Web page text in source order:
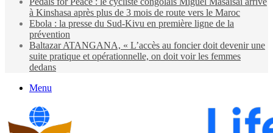
à Kinshasa après plus de 3 mois de route vers le Maroc
Ebola : la presse du Sud-Kivu en première ligne de la
prévention
Baltazar ATANGANA, « L’accès au foncier doit devenir une
suite pratique et opérationnelle, on doit voir les femmes
dedans
Menu